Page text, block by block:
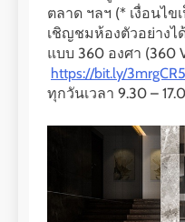
ตลาด ฯลฯ (* เงื่อนไ
เชิญชมห้องตัวอย่างไ
แบบ 360 องศา (360
https://bit.ly/3mrgCR5
ทุกวันเวลา 9.30 –